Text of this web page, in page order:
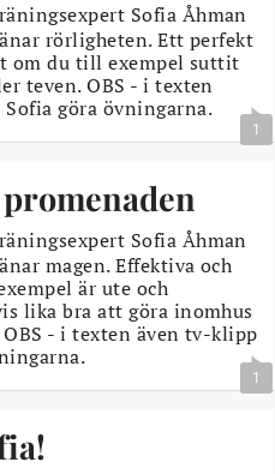
Sofia Åhman
rörligheten. Ett perfekt
om du till exempel suttit
teven. OBS - i texten
göra övningarna.
1
Sofia Åhman
magen. Effektiva och
är ute och
lika bra att göra inomhus
- i texten även tv-klipp
1